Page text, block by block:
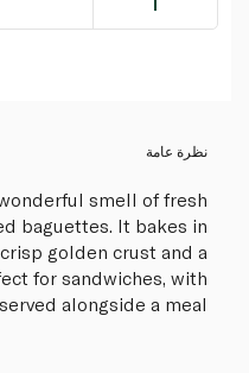
نظرة عامة
smell of fresh
baguettes. It bakes in
golden crust and a
for sandwiches, with
alongside a meal.